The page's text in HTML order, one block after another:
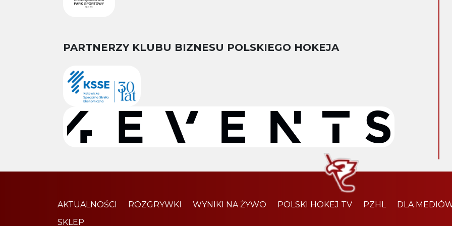
PARTNERZY KLUBU BIZNESU POLSKIEGO HOKEJA
AKTUALNOŚCI ROZGRYWKI WYNIKI NA ŻYWO POLSKI HOKEJ TV PZHL
DLA
SKLEP